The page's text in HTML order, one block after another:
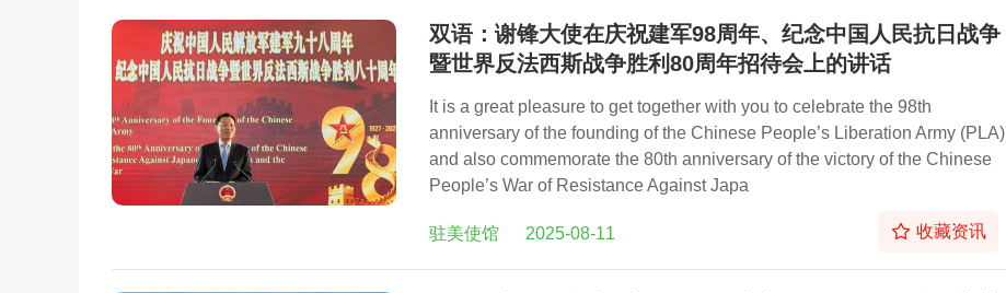
双语：谢锋大使在庆祝建军98周年、纪念中国人民抗日战争
暨世界反法西斯战争胜利80周年招待会上的讲话
It is a great pleasure to get together with you to celebrate the 98th
anniversary of the founding of the Chinese People’s Liberation Army (PLA)
and also commemorate the 80th anniversary of the victory of the Chinese
People’s War of Resistance Against Japa
驻美使馆 2025-08-11 收藏资讯